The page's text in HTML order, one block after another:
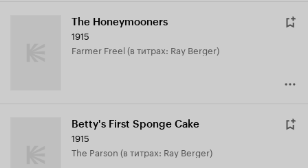
The Honeymooners
1915
Farmer Freel (в титрах: Ray Berger)
Betty's First Sponge Cake
1915
The Parson (в титрах: Ray Berger)